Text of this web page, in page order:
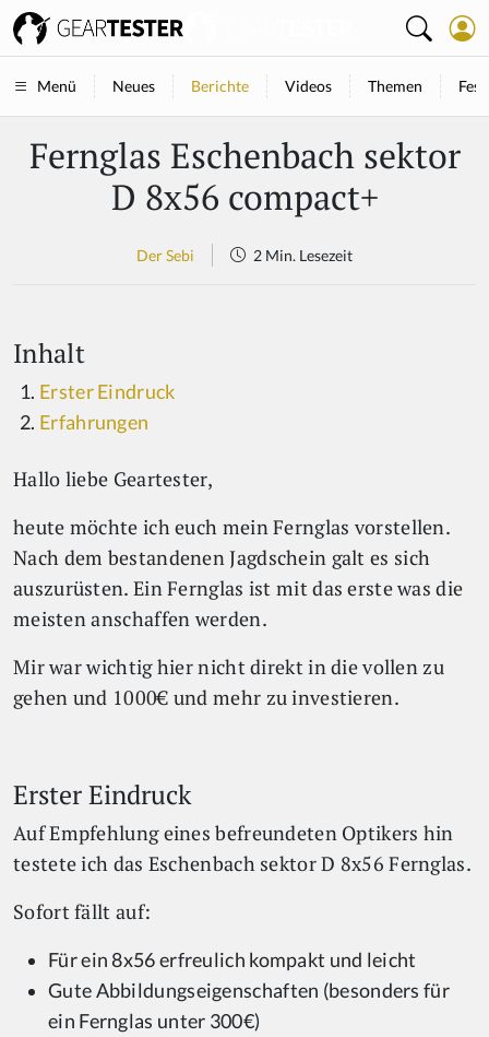
Menü Neues Berichte Videos Themen
Fernglas Eschenbach sektor
D 8x56 compact+
Der Sebi 2 Min. Lesezeit
Inhalt
Erster Eindruck
Erfahrungen
Hallo liebe Geartester,
heute möchte ich euch mein Fernglas vorstellen.
Nach dem bestandenen Jagdschein galt es sich
auszurüsten. Ein Fernglas ist mit das erste was die
meisten anschaffen werden.
Mir war wichtig hier nicht direkt in die vollen zu
gehen und 1000€ und mehr zu investieren.
Erster Eindruck
Auf Empfehlung eines befreundeten Optikers hin
testete ich das Eschenbach sektor D 8x56 Fernglas.
Sofort fällt auf:
Für ein 8x56 erfreulich kompakt und leicht
Gute Abbildungseigenschaften (besonders für
ein Fernglas unter 300€)